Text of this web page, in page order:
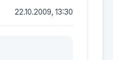
22.10.2009, 13:30